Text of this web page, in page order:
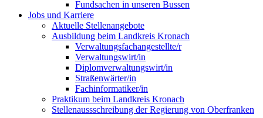
Fundsachen in unseren Bussen
Jobs und Karriere
Aktuelle Stellenangebote
Ausbildung beim Landkreis Kronach
Verwaltungsfachangestellte/r
Verwaltungswirt/in
Diplomverwaltungswirt/in
Straßenwärter/in
Fachinformatiker/in
Praktikum beim Landkreis Kronach
Stellenaussschreibung der Regierung von Oberfranken